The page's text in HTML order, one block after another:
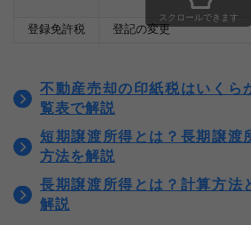
登録免許税 登記の変更
スクロールできます
不動産売却の印紙税はいくら
覧表で解説
短期譲渡所得とは？長期譲渡
方法を解説
長期譲渡所得とは？計算方法
解説